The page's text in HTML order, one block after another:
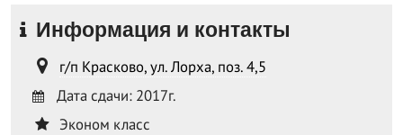
Информация и контакты
г/п Красково, ул. Лорха, поз. 4,5
Дата сдачи: 2017г.
Эконом класс